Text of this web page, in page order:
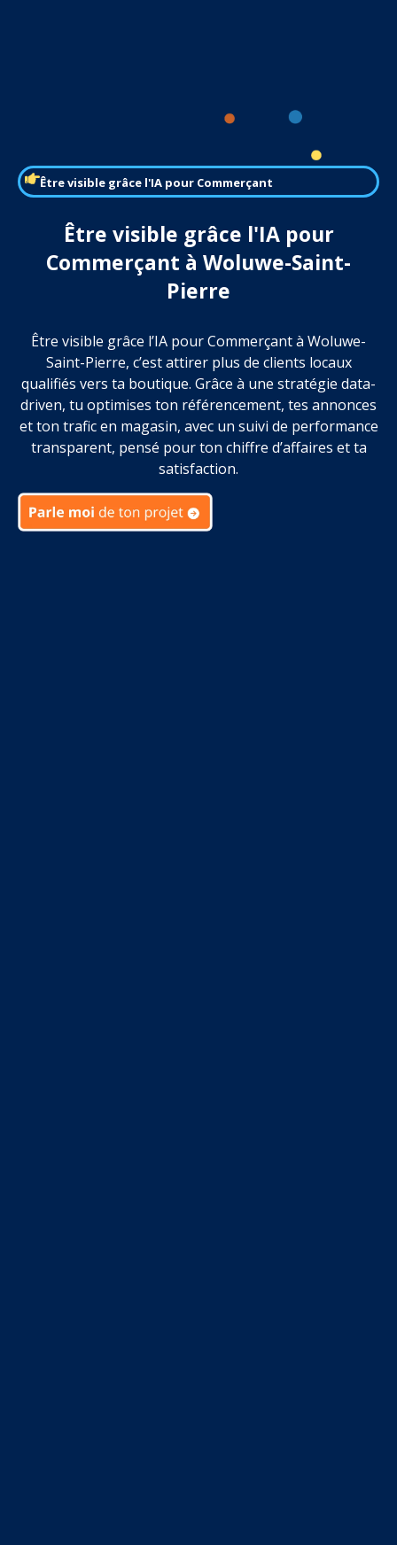
Être visible grâce l'IA pour Commerçant
Être visible grâce l'IA pour
Commerçant à Woluwe-Saint-
Pierre
Être visible grâce l’IA pour Commerçant à Woluwe-
Saint-Pierre, c’est attirer plus de clients locaux
qualifiés vers ta boutique. Grâce à une stratégie data-
driven, tu optimises ton référencement, tes annonces
et ton trafic en magasin, avec un suivi de performance
transparent, pensé pour ton chiffre d’affaires et ta
satisfaction.